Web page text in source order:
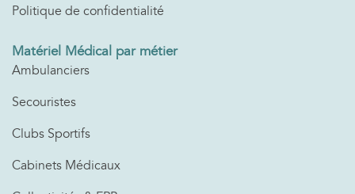
Politique de confidentialité
Matériel Médical par métier
Ambulanciers
Secouristes
Clubs Sportifs
Cabinets Médicaux